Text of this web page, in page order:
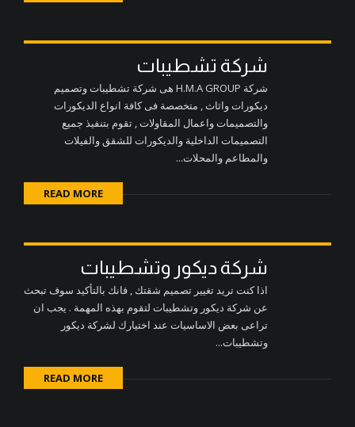
شركة تشطيبات
شركة H.M.A GROUP هى شركة تشطيبات وتصميم
ديكورات واثاث , متخصصة فى كافة انواع الديكورات
والتصميمات واعمال المقاولات , تقوم بتنفيذ جميع
التصميمات الداخلية والديكورات للشقق والفيلات
والمطاعم والمحلات...
READ MORE
شركة ديكور وتشطيبات
اذا كنت تريد تغيير تصميم شقتك , فانك بالتأكيد سوف تبحث
عن شركة ديكور وتشطيبات لتقوم بهذه المهمة . يجب ان
تراعى بعض الاساسيات عند اختيارك لشركة ديكور
وتشطيبات...
READ MORE